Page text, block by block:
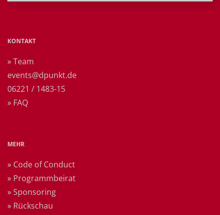
KONTAKT
» Team
events@dpunkt.de
06221 / 1483-15
» FAQ
MEHR
» Code of Conduct
» Programmbeirat
» Sponsoring
» Rückschau